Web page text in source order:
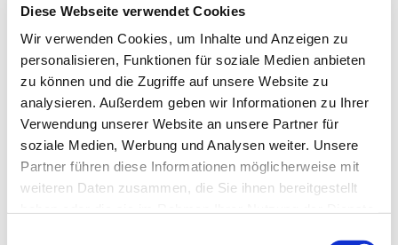
Diese Webseite verwendet Cookies
Wir verwenden Cookies, um Inhalte und Anzeigen zu
personalisieren, Funktionen für soziale Medien anbieten
zu können und die Zugriffe auf unsere Website zu
analysieren. Außerdem geben wir Informationen zu Ihrer
Verwendung unserer Website an unsere Partner für
soziale Medien, Werbung und Analysen weiter. Unsere
Partner führen diese Informationen möglicherweise mit
weiteren Daten zusammen, die Sie ihnen bereitgestellt